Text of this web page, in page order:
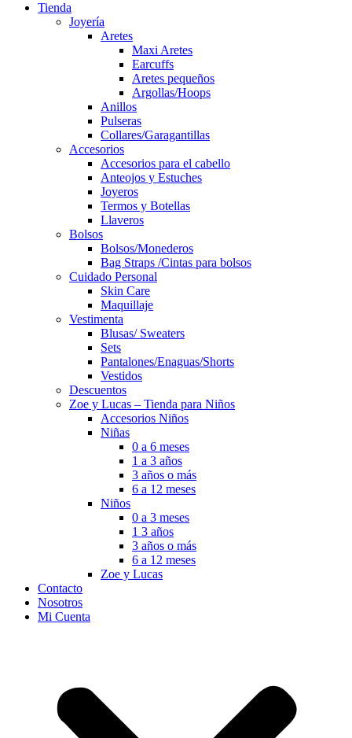
Tienda
Joyería
Aretes
Maxi Aretes
Earcuffs
Aretes pequeños
Argollas/Hoops
Anillos
Pulseras
Collares/Garagantillas
Accesorios
Accesorios para el cabello
Anteojos y Estuches
Joyeros
Termos y Botellas
Llaveros
Bolsos
Bolsos/Monederos
Bag Straps /Cintas para bolsos
Cuidado Personal
Skin Care
Maquillaje
Vestimenta
Blusas/ Sweaters
Sets
Pantalones/Enaguas/Shorts
Vestidos
Descuentos
Zoe y Lucas – Tienda para Niños
Accesorios Niños
Niñas
0 a 6 meses
1 a 3 años
3 años o más
6 a 12 meses
Niños
0 a 3 meses
1 3 años
3 años o más
6 a 12 meses
Zoe y Lucas
Contacto
Nosotros
Mi Cuenta